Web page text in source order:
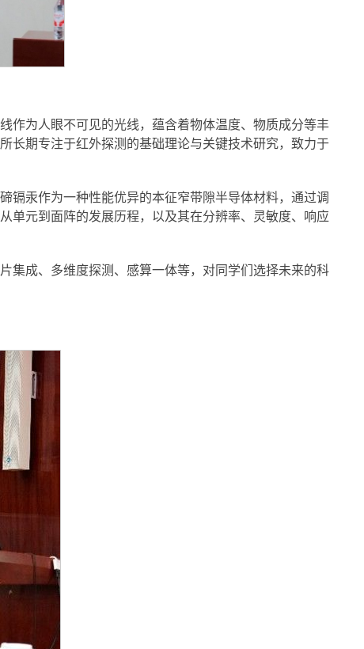
作为人眼不可见的光线，蕴含着物体温度、物质成分等丰
长期专注于红外探测的基础理论与关键技术研究，致力于
镉汞作为一种性能优异的本征窄带隙半导体材料，通过调
单元到面阵的发展历程，以及其在分辨率、灵敏度、响应
集成、多维度探测、感算一体等，对同学们选择未来的科